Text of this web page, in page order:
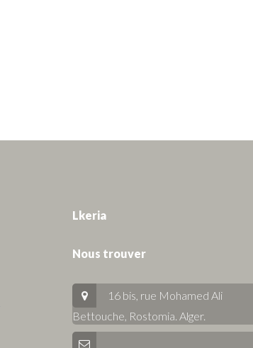
Lkeria
Nous trouver
16 bis, rue Mohamed Ali
Bettouche, Rostomia. Alger.